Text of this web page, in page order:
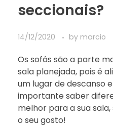
seccionais?
14/12/2020 by marcio
Os sofás são a parte
sala planejada, pois é
um lugar de descanso
importante saber
melhor para a sua
o seu gosto!